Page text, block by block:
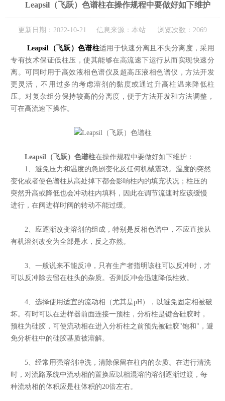
Leapsil（飞跃）色谱柱在操作规程中要做好如下维护
更新日期：2022-10-21 信息来源：本站 浏览次数：2069
Leapsil（飞跃）色谱柱适用于快速分离且不失分离度，采用
专有技术保证低柱压，使其能够在高流速下运行从而实现快速分
离。可同时用于高效液相色谱仪及超高压液相色谱仪，方法开发
更灵活，不用过多的考虑溶剂的黏度或通过升高柱温来降低柱
压。对复杂组分保持较高的分离度，便于方法开发和方法调整，
可在高流速下操作。
Leapsil（飞跃）色谱柱在操作规程中要做好如下维护：
1、避免压力和温度的急剧变化及任何机械震动。温度的突然
变化或者使色谱柱从高处掉下都会影响柱内的填充状况；柱压的
突然升高或降低也会冲动柱内填料，因此在调节流速时应该缓慢
进行，在阀进样时阀的转动不能过缓。
2、应逐渐改变溶剂的组成，特别是反相色谱中，不应直接从
有机溶剂改变为全部是水，反之亦然。
3、一般说来不能反冲，只有生产者指明该柱可以反冲时，才
可以反冲除去留在柱头的杂质。否则反冲会迅速降低柱效。
4、选择使用适宜的流动相（尤其是pH），以避免固定相被破
坏。有时可以在进样器前面连接一预柱，分析柱是键合硅胶时，
预柱为硅胶，可使流动相在进入分析柱之前预先被硅胶"饱和"，避
免分析柱中的硅胶基质被溶解。
5、经常用强溶剂冲洗，清除保留在柱内的杂质。在进行清洗
时，对流路系统中流动相的置换应以相混溶的溶剂逐渐过渡，每
种流动相的体积应是柱体积的20倍左右。